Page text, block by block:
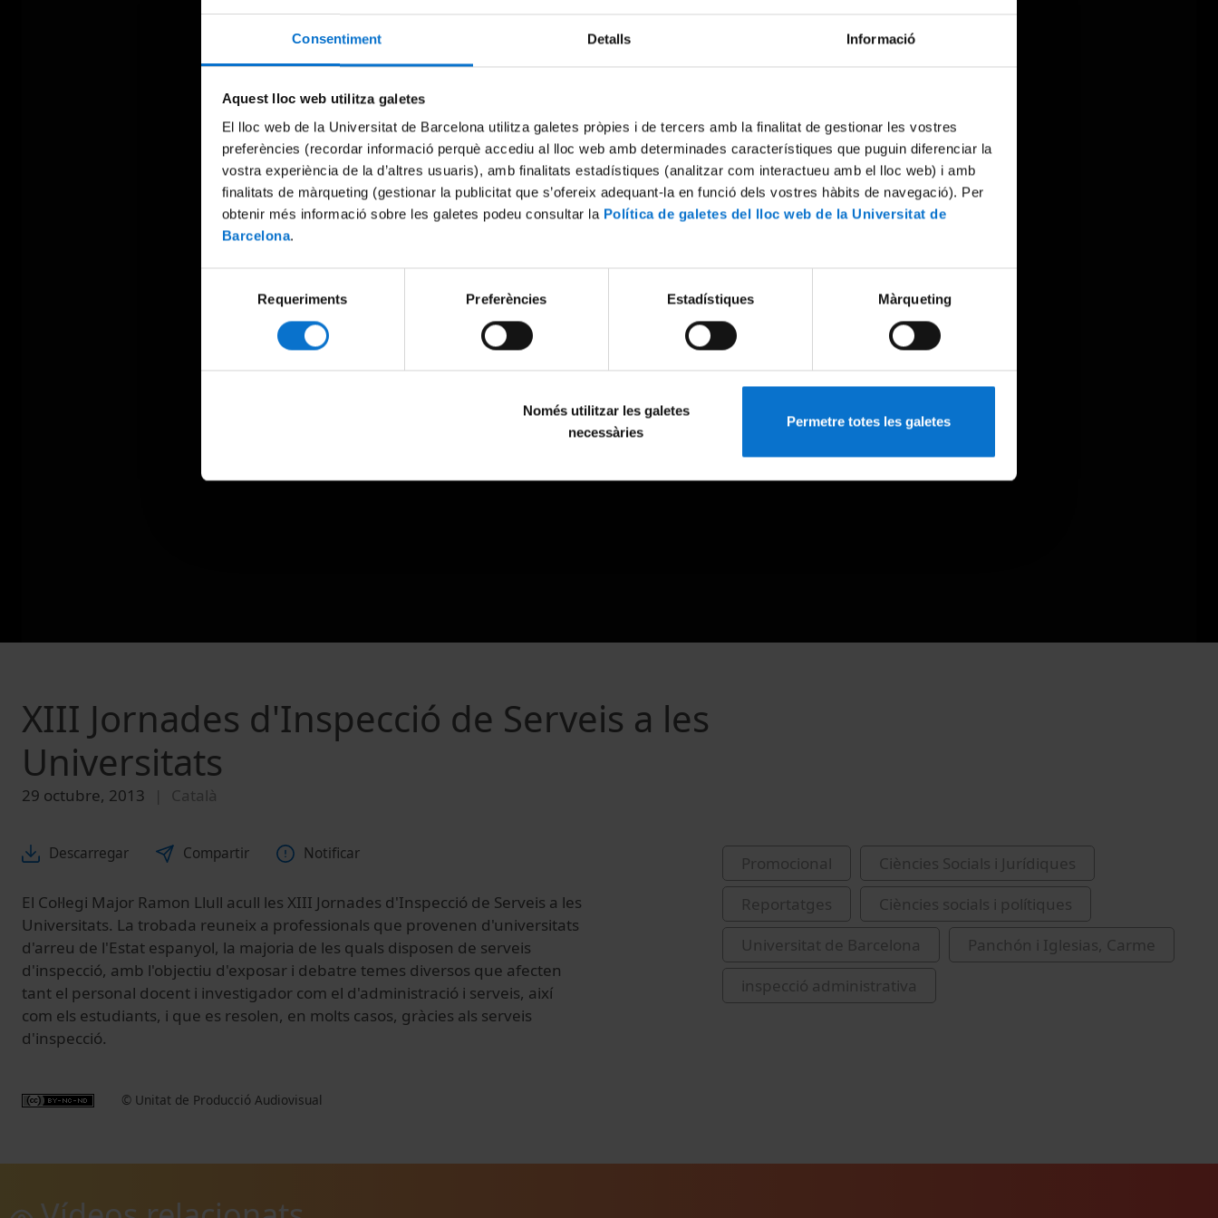
Consentiment Detalls Informació
Aquest lloc web utilitza galetes
El lloc web de la Universitat de Barcelona utilitza galetes pròpies i de tercers amb la finalitat de gestionar les vostres
preferències (recordar informació perquè accediu al lloc web amb determinades característiques que puguin diferenciar la
vostra experiència de la d’altres usuaris), amb finalitats estadístiques (analitzar com interactueu amb el lloc web) i amb
finalitats de màrqueting (gestionar la publicitat que s’ofereix adequant-la en funció dels vostres hàbits de navegació). Per
obtenir més informació sobre les galetes podeu consultar la Política de galetes del lloc web de la Universitat de
Barcelona.
Requeriments Preferències Estadístiques Màrqueting
Només utilitzar les galetes
necessàries
Permetre totes les galetes
Try again
XIII Jornades d'Inspecció de Serveis a les
Universitats
29 octubre, 2013 Català
Descarregar Compartir Notificar
El Col·legi Major Ramon Llull acull les XIII Jornades d'Inspecció de Serveis a les
Universitats. La trobada reuneix a professionals que provenen d'universitats
d'arreu de l'Estat espanyol, la majoria de les quals disposen de serveis
d'inspecció, amb l'objectiu d'exposar i debatre temes diversos que afecten
tant el personal docent i investigador com el d'administració i serveis, així
com els estudiants, i que es resolen, en molts casos, gràcies als serveis
d'inspecció.
© Unitat de Producció Audiovisual
Promocional
Ciències Socials i Jurídiques
Reportatges
Ciències socials i polítiques
Universitat de Barcelona
Panchón i Iglesias, Carme
inspecció administrativa